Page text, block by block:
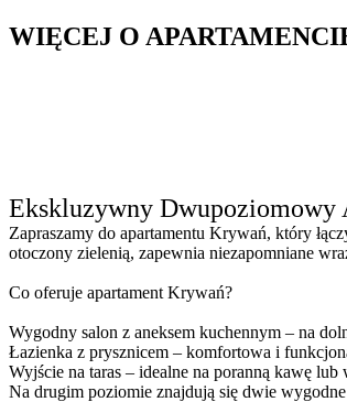
WIĘCEJ O
Ekskluzywny Dwupoziomowy
Zapraszamy do apartamentu Krywań, który
otoczony zielenią, zapewnia niezapomniane
Co oferuje apartament Krywań?
Wygodny salon z aneksem kuchennym – na
Łazienka z prysznicem – komfortowa i
Wyjście na taras – idealne na poranną kawę
Na drugim poziomie znajdują się dwie